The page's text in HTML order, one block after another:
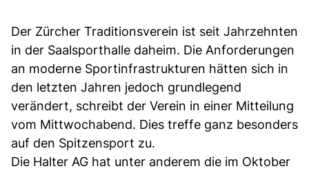
Der Zürcher Traditionsverein ist seit Jahrzehnten
in der Saalsporthalle daheim. Die Anforderungen
an moderne Sportinfrastrukturen hätten sich in
den letzten Jahren jedoch grundlegend
verändert, schreibt der Verein in einer Mitteilung
vom Mittwochabend. Dies treffe ganz besonders
auf den Spitzensport zu.
Die Halter AG hat unter anderem die im Oktober